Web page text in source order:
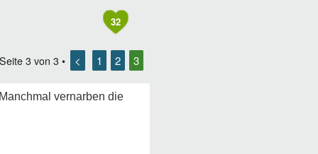
32
3 von 3 • < 1 2 3
vernarben die